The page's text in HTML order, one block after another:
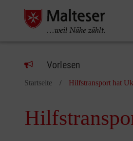
Vorlesen
Startseite Hilfstransport hat